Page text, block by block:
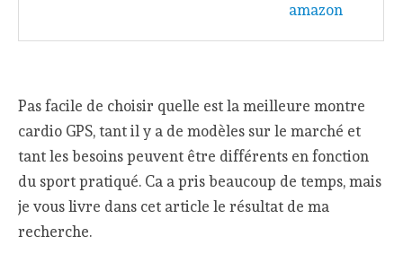
Pas facile de choisir quelle est la meilleure montre
cardio GPS, tant il y a de modèles sur le marché et
tant les besoins peuvent être différents en fonction
du sport pratiqué. Ca a pris beaucoup de temps, mais
je vous livre dans cet article le résultat de ma
recherche.